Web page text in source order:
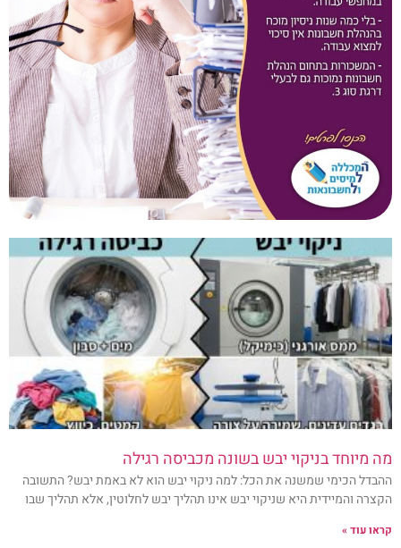
מה מיוחד בניקוי יבש בשונה מכביסה רגילה
ההבדל הכימי שמשנה את הכל: למה ניקוי יבש הוא לא באמת יבש? התשובה
הקצרה והמיידית היא שניקוי יבש אינו תהליך יבש לחלוטין, אלא תהליך שבו
קראו עוד »